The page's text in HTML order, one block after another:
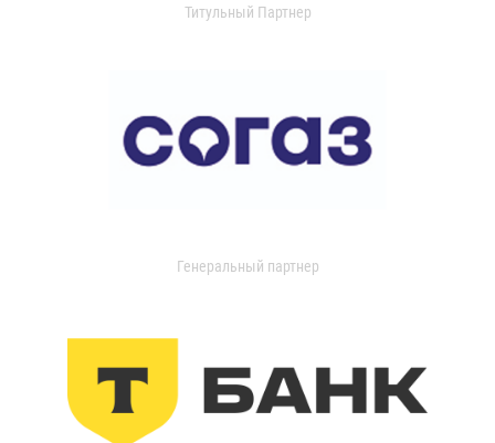
Титульный Партнер
Генеральный партнер